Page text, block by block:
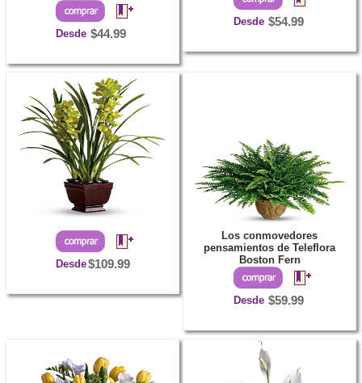
Desde $44.99
Desde $54.99
Desde$109.99
Los conmovedores
pensamientos de Teleflora
Boston Fern
Desde $59.99